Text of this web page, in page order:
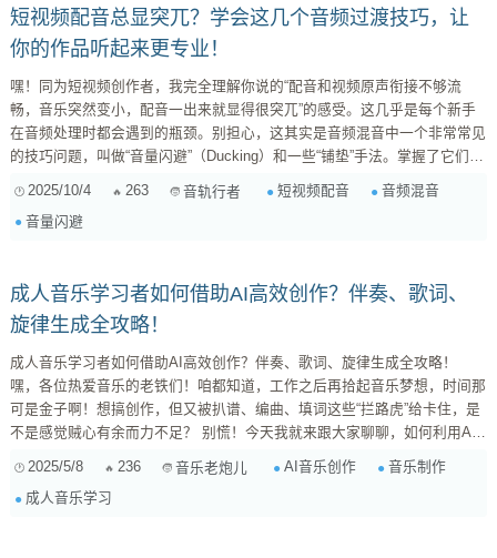
短视频配音总显突兀？学会这几个音频过渡技巧，让
你的作品听起来更专业！
嘿！同为短视频创作者，我完全理解你说的“配音和视频原声衔接不够流
畅，音乐突然变小，配音一出来就显得很突兀”的感受。这几乎是每个新手
在音频处理时都会遇到的瓶颈。别担心，这其实是音频混音中一个非常常见
的技巧问题，叫做“音量闪避”（Ducking）和一些“铺垫”手法。掌握了它们，
音乐丝滑衔接，不再有那种“硬切”的尴尬感。 1. 核心技法：音量闪避
（Ducking）——让配音“站C位” 音量闪避是解决你问题的关键。简单来
2025/10/4 263 音轨行者 短视频配音
音频混音
音量闪避
成人音乐学习者如何借助AI高效创作？伴奏、歌词、
旋律生成全攻略！
成人音乐学习者如何借助AI高效创作？伴奏、歌词、旋律生成全攻略！
嘿，各位热爱音乐的老铁们！咱都知道，工作之后再拾起音乐梦想，时间那
可是金子啊！想搞创作，但又被扒谱、编曲、填词这些“拦路虎”给卡住，是
不是感觉贼心有余而力不足？ 别慌！今天我就来跟大家聊聊，如何利用AI
这个神器，让咱们这些“半路出家”的音乐爱好者，也能轻松玩转音乐创作，
有些朋友一听“AI创作”，就觉得这是在搞“工业罐头”，没灵魂！但我想说，
2025/5/8 236 音乐老炮儿 AI音乐创作
音乐制作
成人音乐学习